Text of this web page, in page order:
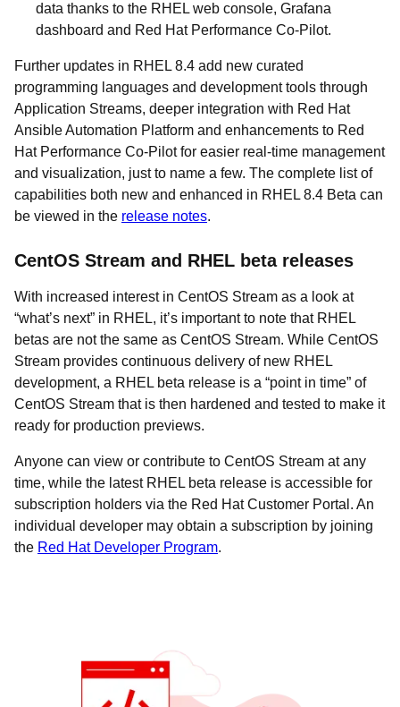
data thanks to the RHEL web console, Grafana
dashboard and Red Hat Performance Co-Pilot.
Further updates in RHEL 8.4 add new curated
programming languages and development tools through
Application Streams, deeper integration with Red Hat
Ansible Automation Platform and enhancements to Red
Hat Performance Co-Pilot for easier real-time management
and visualization, just to name a few. The complete list of
capabilities both new and enhanced in RHEL 8.4 Beta can
be viewed in the release notes.
CentOS Stream and RHEL beta releases
With increased interest in CentOS Stream as a look at
“what’s next” in RHEL, it’s important to note that RHEL
betas are not the same as CentOS Stream. While CentOS
Stream provides continuous delivery of new RHEL
development, a RHEL beta release is a “point in time” of
CentOS Stream that is then hardened and tested to make it
ready for production previews.
Anyone can view or contribute to CentOS Stream at any
time, while the latest RHEL beta release is accessible for
subscription holders via the Red Hat Customer Portal. An
individual developer may obtain a subscription by joining
the Red Hat Developer Program.